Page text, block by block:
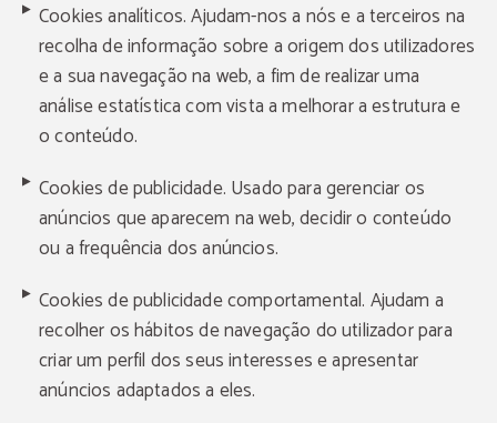
Cookies analíticos. Ajudam-nos a nós e a terceiros na
recolha de informação sobre a origem dos utilizadores
e a sua navegação na web, a fim de realizar uma
análise estatística com vista a melhorar a estrutura e
o conteúdo.
Cookies de publicidade. Usado para gerenciar os
anúncios que aparecem na web, decidir o conteúdo
ou a frequência dos anúncios.
Cookies de publicidade comportamental. Ajudam a
recolher os hábitos de navegação do utilizador para
criar um perfil dos seus interesses e apresentar
anúncios adaptados a eles.